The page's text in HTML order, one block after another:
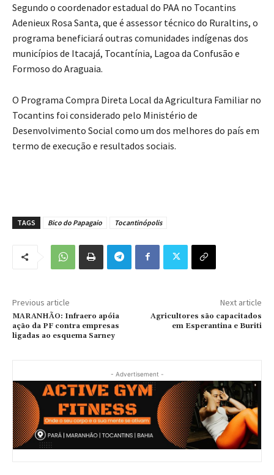
Segundo o coordenador estadual do PAA no Tocantins
Adenieux Rosa Santa, que é assessor técnico do Ruraltins, o
programa beneficiará outras comunidades indígenas dos
municípios de Itacajá, Tocantínia, Lagoa da Confusão e
Formoso do Araguaia.
O Programa Compra Direta Local da Agricultura Familiar no
Tocantins foi considerado pelo Ministério de
Desenvolvimento Social como um dos melhores do país em
termo de execução e resultados sociais.
TAGS Bico do Papagaio Tocantinópolis
Previous article
MARANHÃO: Infraero apóia
ação da PF contra empresas
ligadas ao esquema Sarney
Next article
Agricultores são capacitados
em Esperantina e Buriti
- Advertisement -